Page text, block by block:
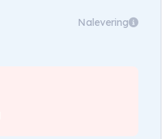
Nalevering